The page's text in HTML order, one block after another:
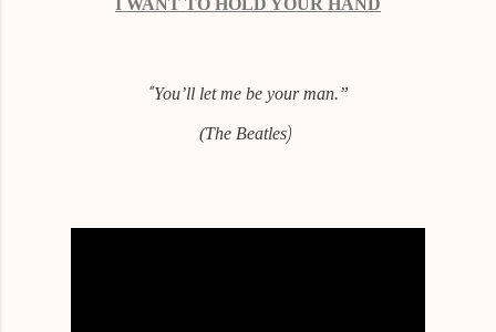
“You’ll let me be your man.”
(The Beatles)